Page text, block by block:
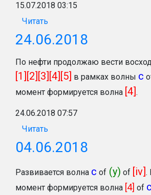
15.07.2018 03:15
Читать
24.06.2018
По нефти продолжаю вести
[1][2][3][4][5] в рамках волны c
момент формируется волна [4].
24.06.2018 07:57
Читать
04.06.2018
Развивается волна с of (y) of [iv].
момент формируется волна [4] of c